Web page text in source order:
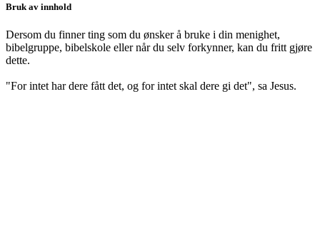
Bruk av innhold
Dersom du finner ting som du ønsker å bruke i din menighet,
bibelgruppe, bibelskole eller når du selv forkynner, kan du fritt gjøre
dette.
"For intet har dere fått det, og for intet skal dere gi det", sa Jesus.